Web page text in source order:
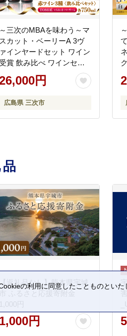
～三次のMBAを味わう～マ
スカット・ベーリーA 3ヴ
ァインヤードセット ワイン
受賞 飲み比べ ワインセッ
ト ギフト 三次市/広島三次
イナリー [APAZ031]
円
広島県 三次市
返礼品なし】熊本県宇城
市 ふるさと応援寄附金
1,000円
1,000円
の利用に同意したことものといた